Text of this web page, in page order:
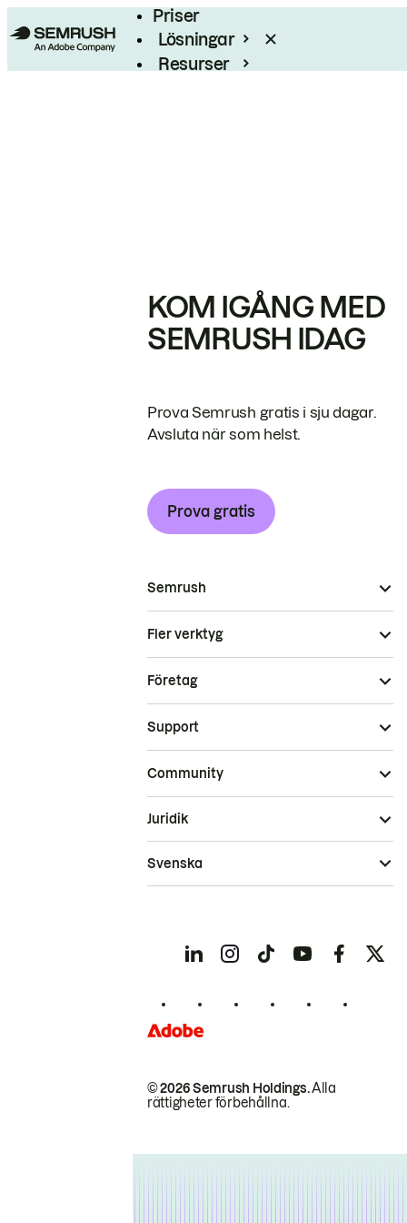
Priser
Lösningar
Resurser
KOM IGÅNG MED
SEMRUSH IDAG
Prova Semrush gratis i sju dagar.
Avsluta när som helst.
Prova gratis
Semrush
Fler verktyg
Företag
Support
Community
© 2026 Semrush Holdings.Alla
rättigheter förbehållna.
Juridik
Svenska